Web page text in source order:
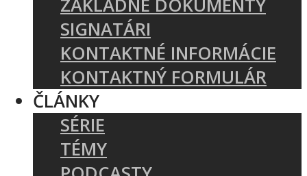
ZÁKLADNÉ DOKUMENTY
SIGNATÁRI
KONTAKTNÉ INFORMÁCIE
KONTAKTNÝ FORMULÁR
ČLÁNKY
SÉRIE
TÉMY